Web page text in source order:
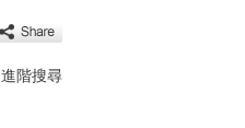
進階搜尋